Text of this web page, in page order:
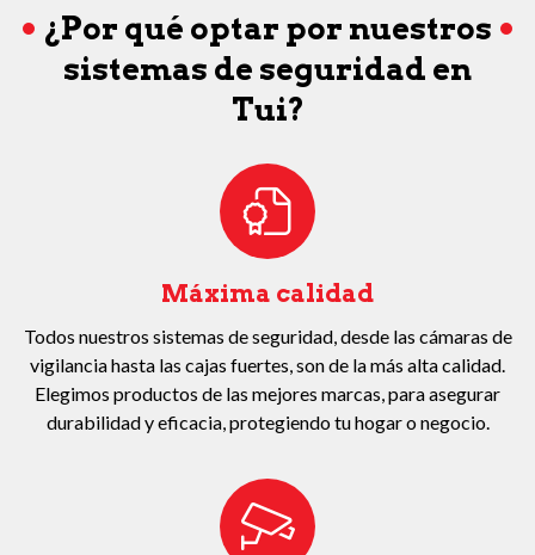
¿Por qué optar por nuestros
sistemas de seguridad en
Tui?
Máxima calidad
Todos nuestros sistemas de seguridad, desde las cámaras de
vigilancia hasta las cajas fuertes, son de la más alta calidad.
Elegimos productos de las mejores marcas, para asegurar
durabilidad y eficacia, protegiendo tu hogar o negocio.